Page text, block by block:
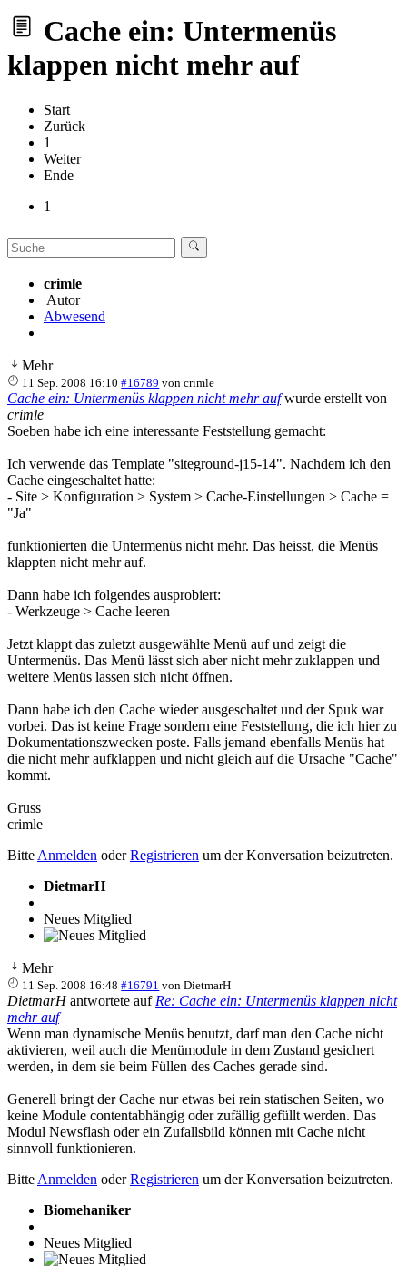
Cache ein: Untermenüs
klappen nicht mehr auf
Start
Zurück
1
Weiter
Ende
1
crimle
Autor
Abwesend
Mehr
11 Sep. 2008 16:10 #16789 voncrimle
Cache ein: Untermenüs klappen nicht mehr aufwurde erstellt von
crimle
Soeben habe ich eine interessante Feststellung gemacht:
Ich verwende das Template "siteground-j15-14". Nachdem ich den
Cache eingeschaltet hatte:
- Site > Konfiguration > System > Cache-Einstellungen > Cache =
"Ja"
funktionierten die Untermenüs nicht mehr. Das heisst, die Menüs
klappten nicht mehr auf.
Dann habe ich folgendes ausprobiert:
- Werkzeuge > Cache leeren
Jetzt klappt das zuletzt ausgewählte Menü auf und zeigt die
Untermenüs. Das Menü lässt sich aber nicht mehr zuklappen und
weitere Menüs lassen sich nicht öffnen.
Dann habe ich den Cache wieder ausgeschaltet und der Spuk war
vorbei. Das ist keine Frage sondern eine Feststellung, die ich hier zu
Dokumentationszwecken poste. Falls jemand ebenfalls Menüs hat
die nicht mehr aufklappen und nicht gleich auf die Ursache "Cache"
kommt.
Gruss
crimle
Bitte Anmelden oderRegistrieren um der Konversation beizutreten.
DietmarH
Neues Mitglied
Mehr
11 Sep. 2008 16:48 #16791 vonDietmarH
DietmarHantwortete auf Re: Cache ein: Untermenüs klappen nicht
mehr auf
Wenn man dynamische Menüs benutzt, darf man den Cache nicht
aktivieren, weil auch die Menümodule in dem Zustand gesichert
werden, in dem sie beim Füllen des Caches gerade sind.
Generell bringt der Cache nur etwas bei rein statischen Seiten, wo
keine Module contentabhängig oder zufällig gefüllt werden. Das
Modul Newsflash oder ein Zufallsbild können mit Cache nicht
sinnvoll funktionieren.
Bitte Anmelden oderRegistrieren um der Konversation beizutreten.
Biomehaniker
Neues Mitglied